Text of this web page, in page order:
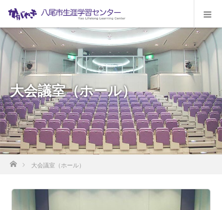
大会議室（ホール）
ホーム大会議室（ホール）